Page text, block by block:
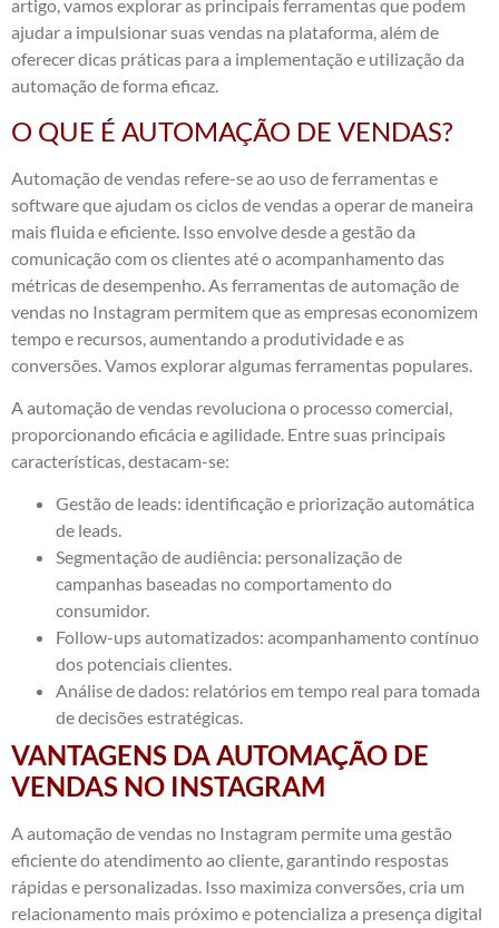
artigo, vamos explorar as principais ferramentas que podem
ajudar a impulsionar suas vendas na plataforma, além de
oferecer dicas práticas para a implementação e utilização da
automação de forma eficaz.
O QUE É AUTOMAÇÃO DE VENDAS?
Automação de vendas refere-se ao uso de ferramentas e
software que ajudam os ciclos de vendas a operar de maneira
mais fluida e eficiente. Isso envolve desde a gestão da
comunicação com os clientes até o acompanhamento das
métricas de desempenho. As ferramentas de automação de
vendas no Instagram permitem que as empresas economizem
tempo e recursos, aumentando a produtividade e as
conversões. Vamos explorar algumas ferramentas populares.
A automação de vendas revoluciona o processo comercial,
proporcionando eficácia e agilidade. Entre suas principais
características, destacam-se:
Gestão de leads: identificação e priorização automática
de leads.
Segmentação de audiência: personalização de
campanhas baseadas no comportamento do
consumidor.
Follow-ups automatizados: acompanhamento contínuo
dos potenciais clientes.
Análise de dados: relatórios em tempo real para tomada
de decisões estratégicas.
VANTAGENS DA AUTOMAÇÃO DE
VENDAS NO INSTAGRAM
A automação de vendas no Instagram permite uma gestão
eficiente do atendimento ao cliente, garantindo respostas
rápidas e personalizadas. Isso maximiza conversões, cria um
relacionamento mais próximo e potencializa a presença digital